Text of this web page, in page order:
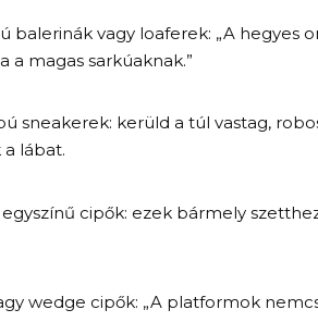
balerinák vagy loaferek: „A hegyes
a magas sarkúaknak.”
sneakerek: kerüld a túl vastag,
lábat.
cipők: ezek bármely
wedge cipők: „A platformok